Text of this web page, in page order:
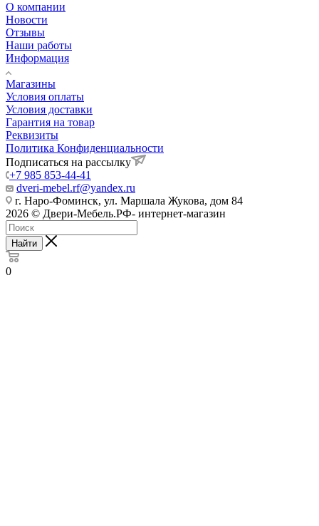
О компании
Новости
Отзывы
Наши работы
Информация
Магазины
Условия оплаты
Условия доставки
Гарантия на товар
Реквизиты
Политика Конфиденциальности
Подписаться на рассылку
+7 985 853-44-41
dveri-mebel.rf@yandex.ru
г. Наро-Фоминск, ул. Маршала Жукова, дом 84
2026 © Двери-Мебель.РФ- интернет-магазин
Найти
0